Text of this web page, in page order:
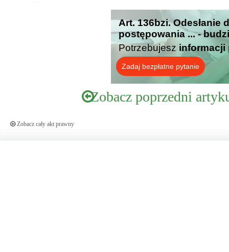
Art. 136bzi. Odesłanie
postępowania ... -
Potrzebujesz informacji
Zadaj bezpłatne pytanie
Zobacz poprzedni
Zobacz cały akt prawny